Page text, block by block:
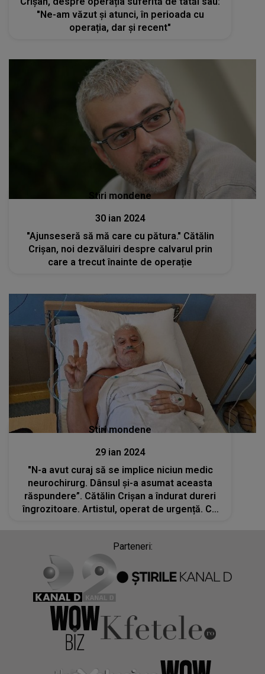
"Ne-am văzut și atunci, în perioada cu
operația, dar și recent"
Stiri mondene
30 ian 2024
"Ajunseseră să mă care cu pătura." Cătălin
Crișan, noi dezvăluiri despre calvarul prin
care a trecut înainte de operație
Stiri mondene
29 ian 2024
"N-a avut curaj să se implice niciun medic
neurochirurg. Dânsul și-a asumat aceasta
răspundere”. Cătălin Crișan a îndurat dureri
îngrozitoare. Artistul, operat de urgență. Ce
Parteneri: